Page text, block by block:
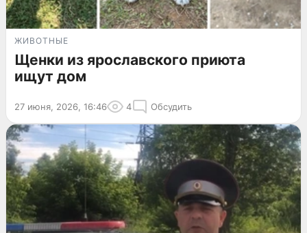
ЖИВОТНЫЕ
Щенки из ярославского приюта
ищут дом
27 июня, 2026, 16:46 4 Обсудить